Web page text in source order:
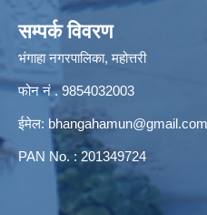
सम्पर्क विवरण
भंगाहा नगरपालिका, महोत्तरी
फोन नं . 9854032003
ईमेल: bhangahamun@gmail.com
PAN No. : 201349724